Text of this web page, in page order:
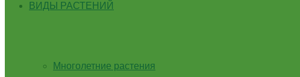
ВИДЫ РАСТЕНИЙ
Многолетние растения